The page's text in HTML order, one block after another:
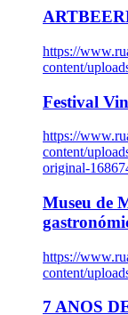
https://
content/
Festival
https://
content/
original-
Museu de
https://
content/
7 ANOS